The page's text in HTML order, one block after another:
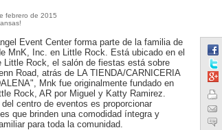
febrero de 2015
Event Center forma parte de la familia de
MnK, Inc. en Little Rock. Está ubicado en el
Little Rock, el salón de fiestas está sobre
Road, atrás de LA TIENDA/CARNICERIA
Mnk fue originalmente fundado en
Rock, AR por Miguel y Katty Ramirez.
centro de eventos es proporcionar
que brinden una comodidad íntegra y
para toda la comunidad.